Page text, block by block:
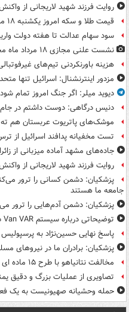
روایت فرزند شهید لاریجانی از
قیمت طلا و سکه امروز یکشنبه ۱۸ مرداد ۱۴۰۵
سود سهام عدالت تا هفته دولت
نشست علنی مجازی ۱۸ مرداد ماه مجلس
هزینه باورنکردنی تیم‌های
مزدور اینترنشنال: اسرائیل تنها
دیوید میلر: اگر جنگ امروز تمام
دنیس درگاهی: دوست داشتم در جام
موشک‌های پاتریوت عربستان هم
تست مخفیانه پدافند اسرائیل از
جاده‌های مشهد آماده میزبانی از
روایت فرزند شهید لاریجانی از
پزشکیان: دشمن کسانی را ترور
جامعه ما هستند
پزشکیان: دشمن آدم‌هایی را ترور
توضیحاتی درباره سیستم Van VAR در فوتبال ایران
پاسخ نهایی حسین‌نژاد به پرسپولیس
پزشکیان: برادران ما در نیروهای
مخالفت نتانیاهو با طرح ۱۵ ماده ای غزه و تکرار لفاظی علیه ایران
تصاویری از عملیات بزرگ و دقیق
حمله وحشیانه صهیونیست به یک